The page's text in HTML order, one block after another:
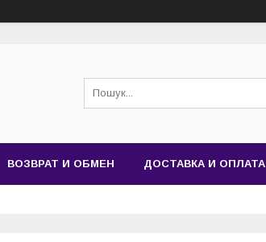
ВОЗВРАТ И ОБМЕН ДОСТАВКА И ОПЛАТА